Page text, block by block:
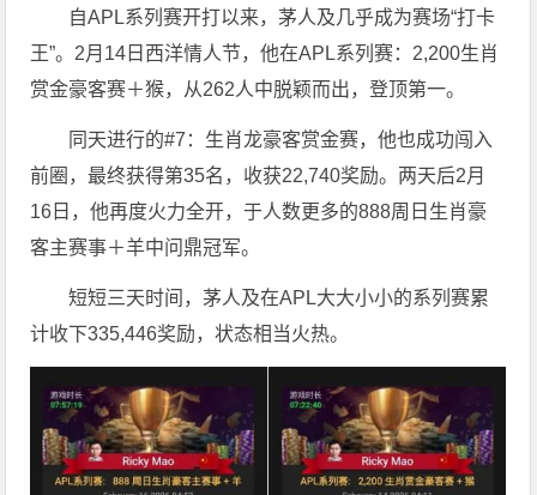
自APL系列赛开打以来，茅人及几乎成为赛场“打卡
王”。2月14日西洋情人节，他在APL系列赛：2,200生肖
赏金豪客赛＋猴，从262人中脱颖而出，登顶第一。
同天进行的#7：生肖龙豪客赏金赛，他也成功闯入
前圈，最终获得第35名，收获22,740奖励。两天后2月
16日，他再度火力全开，于人数更多的888周日生肖豪
客主赛事＋羊中问鼎冠军。
短短三天时间，茅人及在APL大大小小的系列赛累
计收下335,446奖励，状态相当火热。